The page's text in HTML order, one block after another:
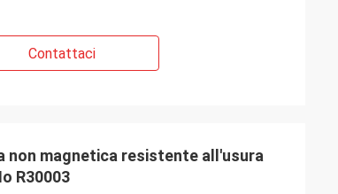
Contattaci
non magnetica resistente all'usura
R30003